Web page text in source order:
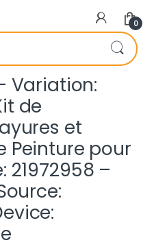
0
Variation:
de
et
Peinture pour
21972958 –